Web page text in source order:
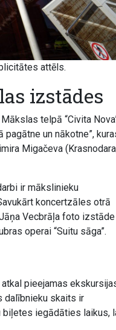
attēls.
izstādes
telpā “Civita
un nākotne”,
Migačeva
ir mākslinieku
koncertzāles otrā
Vecbrāļa foto izstāde
operai “Suitu sāga”.
pieejamas
dalībnieku skaits ir
biļetes iegādāties laikus,